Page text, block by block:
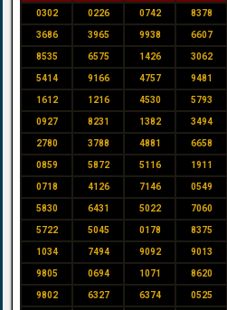
0302 0226 0742 8378
3686 3965 9938 6607
8535 6575 1426 3062
5414 9166 4757 9481
1612 1216 4530 5793
0927 8231 1382 3494
2780 3788 4881 6658
0859 5872 5116 1911
0718 4126 7146 0549
5830 6431 5022 7060
5722 5045 0178 8375
1034 7494 9092 9013
9805 0694 1071 8620
9802 6327 6374 0525